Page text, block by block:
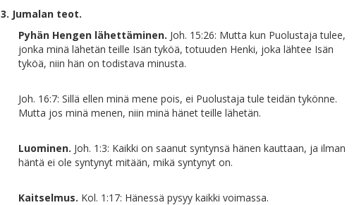
3. Jumalan teot.
Pyhän Hengen lähettäminen. Joh. 15:26: Mutta kun Puolustaja tulee,
jonka minä lähetän teille Isän tyköä, totuuden Henki, joka lähtee Isän
tyköä, niin hän on todistava minusta.
Joh. 16:7: Sillä ellen minä mene pois, ei Puolustaja tule teidän tykönne.
Mutta jos minä menen, niin minä hänet teille lähetän.
Luominen. Joh. 1:3: Kaikki on saanut syntynsä hänen kauttaan, ja ilman
häntä ei ole syntynyt mitään, mikä syntynyt on.
Kaitselmus. Kol. 1:17: Hänessä pysyy kaikki voimassa.